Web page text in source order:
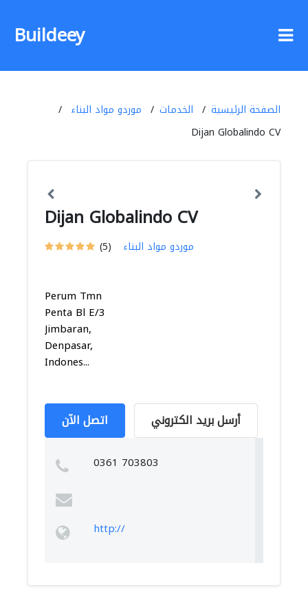
Buildeey
الصفحة الرئيسية الخدمات
موردو مواد البناء
Dijan Globalindo CV
Dijan Globalindo CV
(5) موردو مواد البناء
Perum Tmn
Penta Bl E/3
Jimbaran,
Denpasar,
Indones...
اتصل الآن أرسل بريد الكتروني
0361 703803
http://